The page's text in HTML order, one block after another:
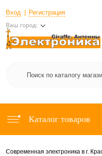
Вход Регистрация
Ваш город:
Каталог товаров
Современная электроника в г.